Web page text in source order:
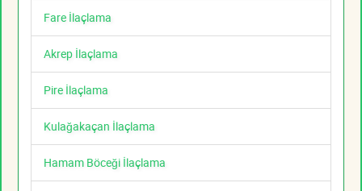
Fare İlaçlama
Akrep İlaçlama
Pire İlaçlama
Kulağakaçan İlaçlama
Hamam Böceği İlaçlama